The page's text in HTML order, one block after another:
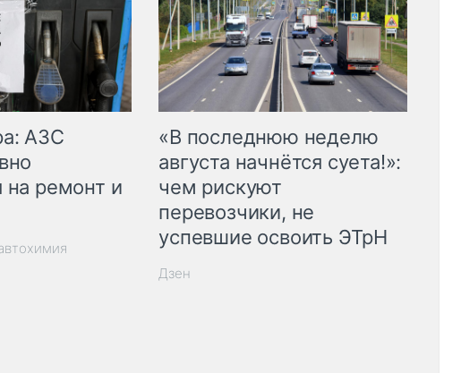
АЗС
на ремонт и
«В последнюю неделю
августа начнётся суета!»:
чем рискуют
перевозчики, не
успевшие освоить ЭТрН
Дзен